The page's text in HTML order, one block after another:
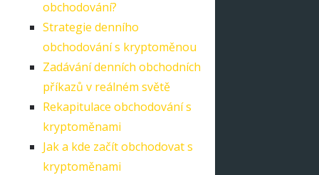
obchodování?
Strategie denního
obchodování s kryptoměnou
Zadávání denních obchodních
příkazů v reálném světě
Rekapitulace obchodování s
kryptoměnami
Jak a kde začít obchodovat s
kryptoměnami